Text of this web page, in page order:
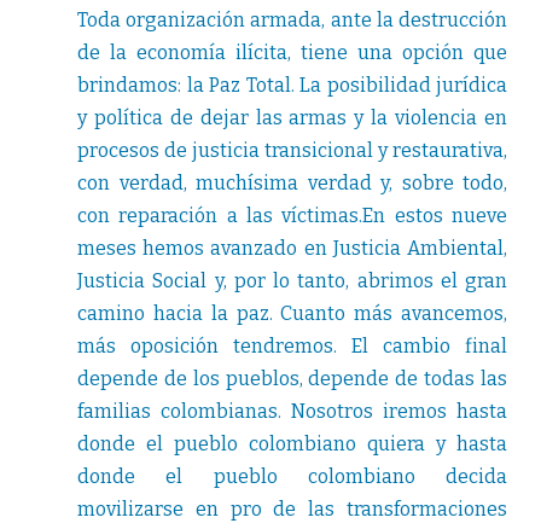
Toda organización armada, ante la destrucción
de la economía ilícita, tiene una opción que
brindamos: la Paz Total. La posibilidad jurídica
y política de dejar las armas y la violencia en
procesos de justicia transicional y restaurativa,
con verdad, muchísima verdad y, sobre todo,
con reparación a las víctimas.En estos nueve
meses hemos avanzado en Justicia Ambiental,
Justicia Social y, por lo tanto, abrimos el gran
camino hacia la paz. Cuanto más avancemos,
más oposición tendremos. El cambio final
depende de los pueblos, depende de todas las
familias colombianas. Nosotros iremos hasta
donde el pueblo colombiano quiera y hasta
donde el pueblo colombiano decida
movilizarse en pro de las transformaciones